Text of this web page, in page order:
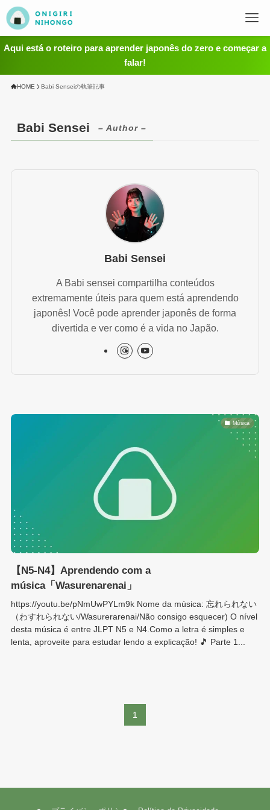
Aqui está o roteiro para aprender japonês do zero e começar a
falar!
HOME Babi Senseiの執筆記事
Babi Sensei – Author –
Babi Sensei
A Babi sensei compartilha conteúdos
extremamente úteis para quem está aprendendo
japonês! Você pode aprender japonês de forma
divertida e ver como é a vida no Japão.
Música
【N5-N4】Aprendendo com a
música「Wasurenarenai」
https://youtu.be/pNmUwPYLm9k Nome da música: 忘れられない
（わすれられない/Wasurerarenai/Não consigo esquecer) O nível
desta música é entre JLPT N5 e N4.Como a letra é simples e
lenta, aproveite para estudar lendo a explicação! 🎵 Parte 1...
1